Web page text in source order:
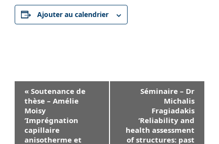
Ajouter au calendrier
Évènement
« Soutenance de
thèse – Amélie
Moisy
‘Imprégnation
capillaire
anisotherme et
Séminaire – Dr
Michalis
Fragiadakis
‘Reliability and
health assessment
of structures: past